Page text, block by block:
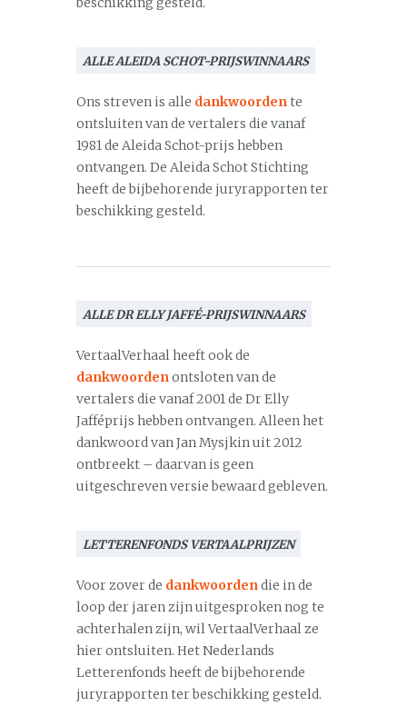
ALLE ALEIDA SCHOT-PRIJSWINNAARS
Ons streven is alle dankwoordente
ontsluiten van de vertalers die vanaf
1981 de Aleida Schot-prijs hebben
ontvangen. De Aleida Schot Stichting
heeft de bijbehorende juryrapporten ter
beschikking gesteld.
ALLE DR ELLY JAFFÉ-PRIJSWINNAARS
VertaalVerhaal heeft ook de
dankwoordenontsloten van de
vertalers die vanaf 2001 de Dr Elly
Jafféprijs hebben ontvangen. Alleen het
dankwoord van Jan Mysjkin uit 2012
ontbreekt – daarvan is geen
uitgeschreven versie bewaard gebleven.
LETTERENFONDS VERTAALPRIJZEN
Voor zover de dankwoordendie in de
loop der jaren zijn uitgesproken nog te
achterhalen zijn, wil VertaalVerhaal ze
hier ontsluiten. Het Nederlands
Letterenfonds heeft de bijbehorende
juryrapporten ter beschikking gesteld.